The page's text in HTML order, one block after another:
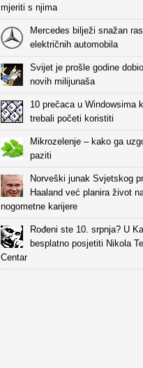
mjeriti s njima
Mercedes bilježi snažan
električnih automobila
Svijet je prošle godine
novih milijunaša
10 prečaca u Windowsima
trebali početi koristiti
Mikrozelenje – kako ga
paziti
Norveški junak Svjetskog
Haaland već planira život
nogometne karijere
Rođeni ste 10. srpnja? U
besplatno posjetiti Nikola
Centar